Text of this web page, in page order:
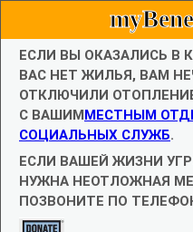
ЕСЛИ ВЫ ОКАЗАЛИСЬ В
ВАС НЕТ ЖИЛЬЯ, ВАМ
ОТКЛЮЧИЛИ
С ВАШИММЕСТНЫМ
СОЦИАЛЬНЫХ СЛУЖБ.
ЕСЛИ ВАШЕЙ ЖИЗНИ
НУЖНА НЕОТЛОЖНАЯ
ПОЗВОНИТЕ ПО